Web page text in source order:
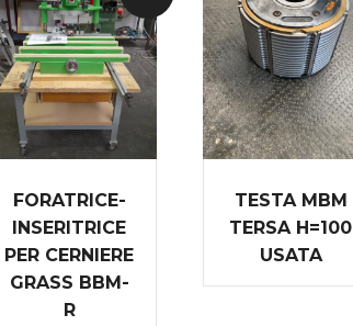
FORATRICE-
INSERITRICE
PER CERNIERE
GRASS BBM-
R
TESTA MBM
TERSA H=100
USATA